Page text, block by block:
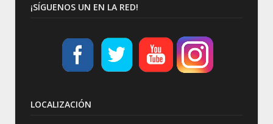
¡SÍGUENOS UN EN LA RED!
LOCALIZACIÓN